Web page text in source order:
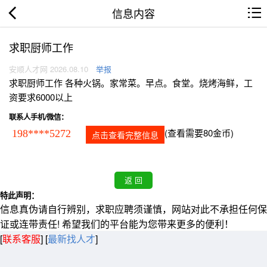
信息内容
求职厨师工作
安顺人才网 2026.08.10 举报
求职厨师工作 各种火锅。家常菜。早点。食堂。烧烤海鲜，工
资要求6000以上
联系人手机/微信：
198****5272 点击查看完整信息 (查看需要80金币)
特此声明：
信息真伪请自行辨别，求职应聘须谨慎，网站对此不承担任何保
证或连带责任! 希望我们的平台能为您带来更多的便利！
[联系客服] [最新找人才]